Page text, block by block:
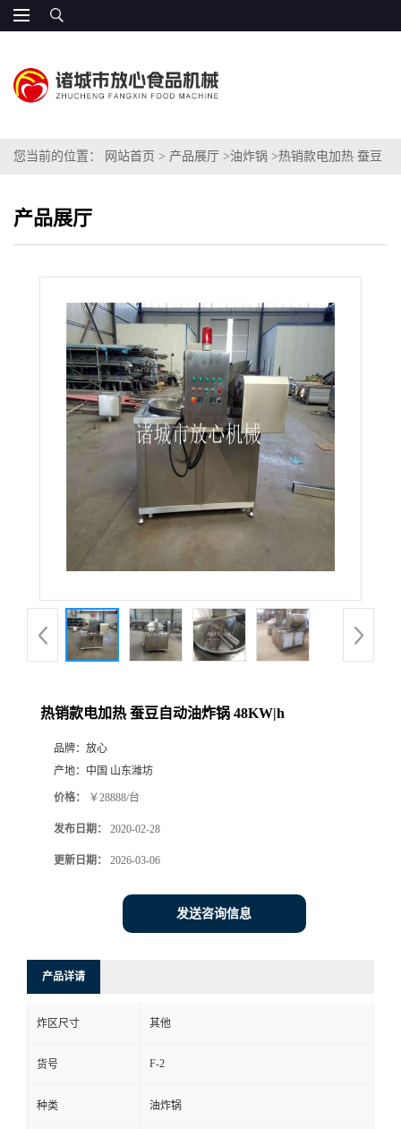
您当前的位置： 网站首页 > 产品展厅 >油炸锅 >热销款电加热 蚕豆
产品展厅
热销款电加热 蚕豆自动油炸锅 48KW|h
品牌： 放心
产地： 中国 山东潍坊
价格： ￥28888/台
发布日期： 2020-02-28
更新日期： 2026-03-06
发送咨询信息
产品详请
炸区尺寸 其他
货号 F-2
种类 油炸锅